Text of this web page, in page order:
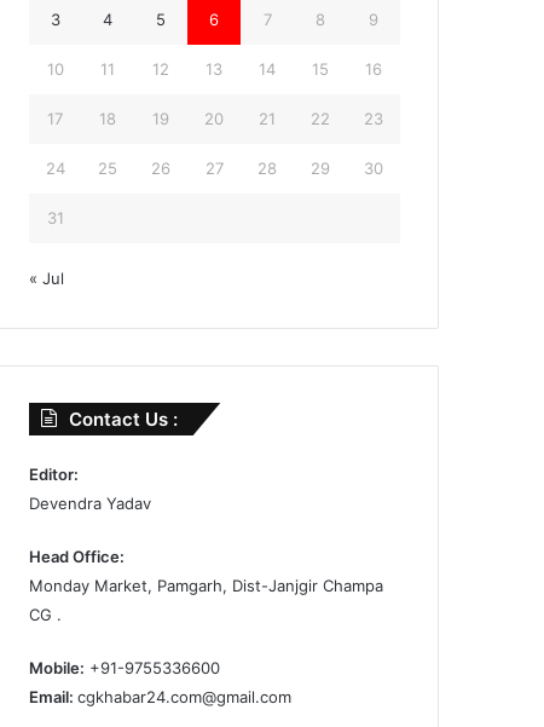
3 4 5 6 7 8 9
10 11 12 13 14 15 16
17 18 19 20 21 22 23
24 25 26 27 28 29 30
31
« Jul
Contact Us :
Editor:
Devendra Yadav
Head Office:
Monday Market, Pamgarh, Dist-Janjgir Champa
CG .
Mobile: +91-9755336600
Email:cgkhabar24.com@gmail.com